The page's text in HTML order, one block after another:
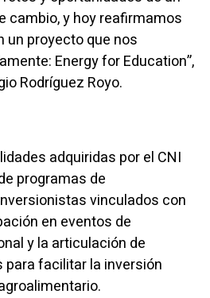
cambio, y hoy reafirmamos
un proyecto que nos
Energy for Education”,
Rodríguez Royo.
adquiridas por el CNI
programas de
vinculados con
en eventos de
y la articulación de
facilitar la inversión